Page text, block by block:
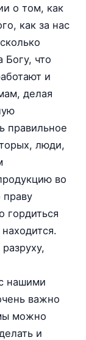
о том, как
как за нас
что
и
делая
правильное
люди,
во
праву
гордиться
нашими
важно
можно
и